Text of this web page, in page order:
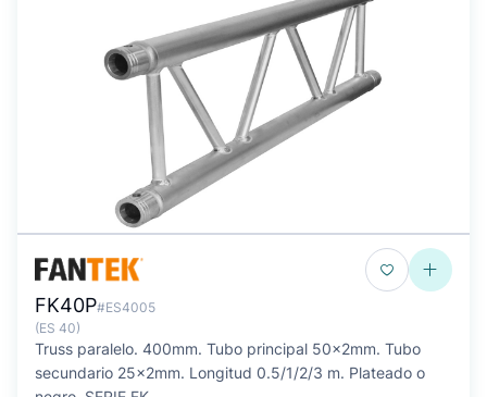
FK40P#ES4005
(ES 40)
Truss paralelo. 400mm. Tubo principal 50x2mm. Tubo
secundario 25x2mm. Longitud 0.5/1/2/3 m. Plateado o